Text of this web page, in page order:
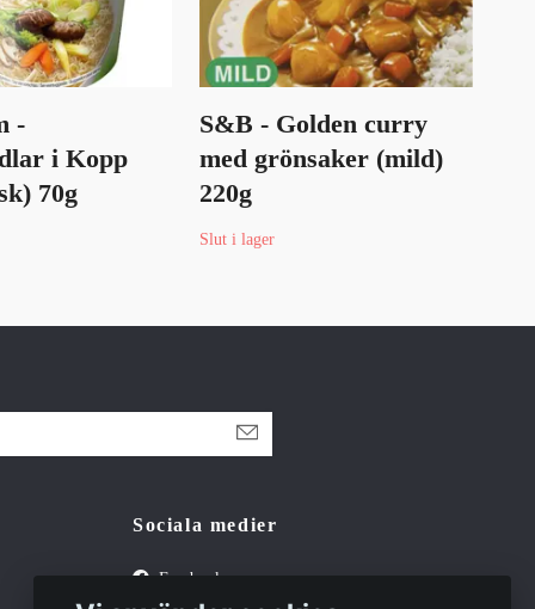
-
i Kopp
70g
S&B - Golden curry
med grönsaker (mild)
220g
Slut i lager
Sociala medier
Facebook